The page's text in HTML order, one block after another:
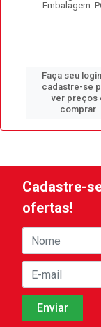
Embalagem:
Faça seu
cadastre-se
ver preços
comprar
Cadastre-
ofertas!